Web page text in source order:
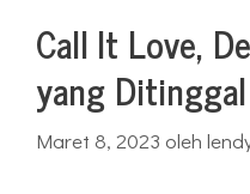
Call It Love,
yang
Maret 8, 2023 oleh